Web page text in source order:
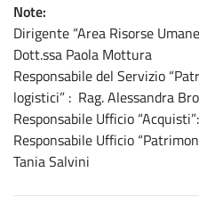
Note
Dirigente “Area Risorse
Dott.ssa Paola Mottura
Responsabile del Servizio
logistici” : Rag. Alessandra
Responsabile Ufficio
Responsabile Ufficio
Tania Salvini